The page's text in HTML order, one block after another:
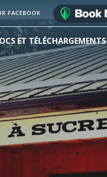
FACEBOOK
ET TÉLÉCHARGEMENTS